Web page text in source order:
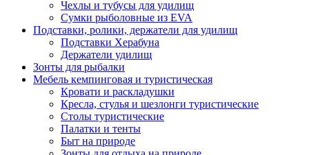
Чехлы и тубусы для удилищ
Сумки рыболовные из EVA
Подставки, ролики, держатели для удилищ
Подставки Херабуна
Держатели удилищ
Зонты для рыбалки
Мебель кемпинговая и туристическая
Кровати и раскладушки
Кресла, стулья и шезлонги туристические
Столы туристические
Палатки и тенты
Быт на природе